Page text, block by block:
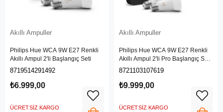
Akıllı Ampuller
Philips Hue WCA 9W E27 Renkli
Akıllı Ampul 2'li Başlangıç Seti
8719514291492
₺6.999,00
ÜCRETSIZ KARGO
Akıllı Ampuller
Philips Hue WCA 9W E27 Renkli
Akıllı Ampul 2'li Pro Başlangıç Seti
(Bridge Pro v3 dahildir)
8721103107619
₺9.999,00
ÜCRETSIZ KARGO